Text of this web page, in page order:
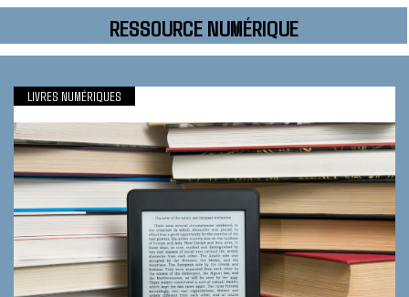
RESSOURCE NUMÉRIQUE
LIVRES NUMÉRIQUES